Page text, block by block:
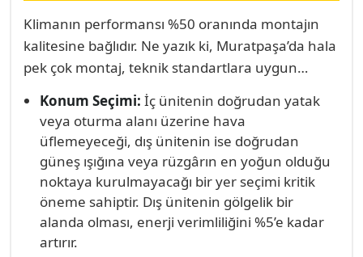
Klimanın performansı %50 oranında montajın
kalitesine bağlıdır. Ne yazık ki, Muratpaşa’da hala
pek çok montaj, teknik standartlara uygun
olmadan, aceleyle yapılmaktadır. Hatalı montaj;
sürekli arıza, yüksek enerji tüketimi ve cihazın
ömrünün kısalması demektir. Özellikle
vakumlama yapılmadan gerçekleştirilen
montajlar, klimanın kısa sürede kompresör
arızası vermesine yol açar.
Konum Seçimi: İç ünitenin doğrudan yatak
veya oturma alanı üzerine hava
üflemeyeceği, dış ünitenin ise doğrudan
güneş ışığına veya rüzgârın en yoğun olduğu
noktaya kurulmayacağı bir yer seçimi kritik
öneme sahiptir. Dış ünitenin gölgelik bir
alanda olması, enerji verimliliğini %5’e kadar
artırır.